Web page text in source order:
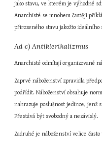
jako stavu, ve kterém je výhodné
Anarchisté se mnohem častěji
přirozeného stavu jakožto ideálního
Ad c) Antiklerikalizmus
Anarchisté odmítají organizované
Zaprvé náboženství zpravidla
podřídit. Náboženství obsahuje
nahrazuje poslušnost jedince, jenž
Přestává být svobodný a nezávislý.
Zadruhé je náboženství velice